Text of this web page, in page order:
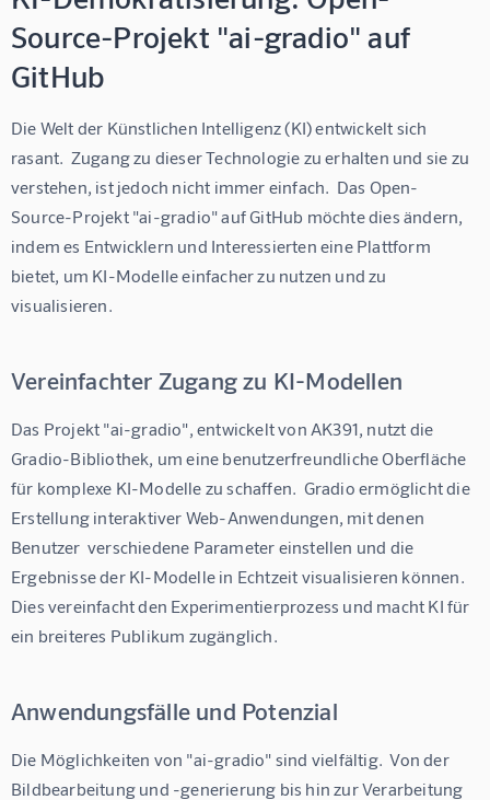
Source-Projekt "ai-gradio" auf
GitHub
Die Welt der Künstlichen Intelligenz (KI) entwickelt sich
rasant.  Zugang zu dieser Technologie zu erhalten und sie zu
verstehen, ist jedoch nicht immer einfach.  Das Open-
Source-Projekt "ai-gradio" auf GitHub möchte dies ändern,
indem es Entwicklern und Interessierten eine Plattform
bietet, um KI-Modelle einfacher zu nutzen und zu
visualisieren.
Vereinfachter Zugang zu KI-Modellen
Das Projekt "ai-gradio", entwickelt von AK391, nutzt die
Gradio-Bibliothek, um eine benutzerfreundliche Oberfläche
für komplexe KI-Modelle zu schaffen.  Gradio ermöglicht die
Erstellung interaktiver Web-Anwendungen, mit denen
Benutzer  verschiedene Parameter einstellen und die
Ergebnisse der KI-Modelle in Echtzeit visualisieren können.
Dies vereinfacht den Experimentierprozess und macht KI für
ein breiteres Publikum zugänglich.
Anwendungsfälle und Potenzial
Die Möglichkeiten von "ai-gradio" sind vielfältig.  Von der
Bildbearbeitung und -generierung bis hin zur Verarbeitung